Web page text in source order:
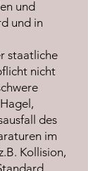
und
und in
staatliche
nicht
des
im
Kollision,